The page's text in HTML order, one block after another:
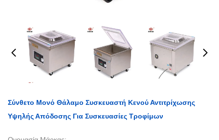
Σύνθετο Μονό Θάλαμο Συσκευαστή Κενού Αντιτρίχωσης
Υψηλής Απόδοσης Για Συσκευασίες Τροφίμων